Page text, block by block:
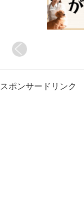
スポンサードリンク